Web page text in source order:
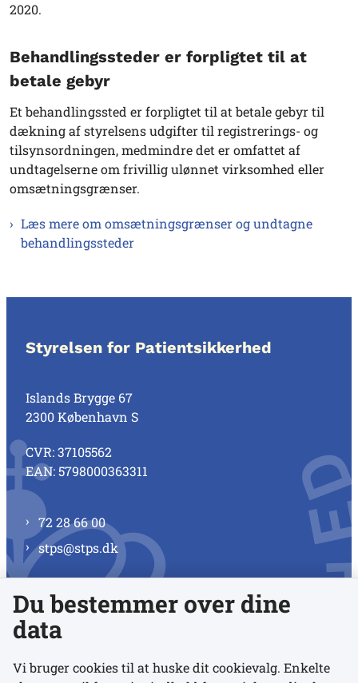
2020.
Behandlingssteder er forpligtet til at
betale gebyr
Et behandlingssted er forpligtet til at betale gebyr til
dækning af styrelsens udgifter til registrerings- og
tilsynsordningen, medmindre det er omfattet af
undtagelserne om frivillig ulønnet virksomhed eller
omsætningsgrænser.
Læs mere om omsætningsgrænser og undtagne
behandlingssteder
Styrelsen for Patientsikkerhed
Islands Brygge 67
2300 København S
CVR: 37105562
EAN: 5798000363311
72 28 66 00
stps@stps.dk
Se alle kontaktnumre
Du bestemmer over dine
data
Vi bruger cookies til at huske dit cookievalg. Enkelte